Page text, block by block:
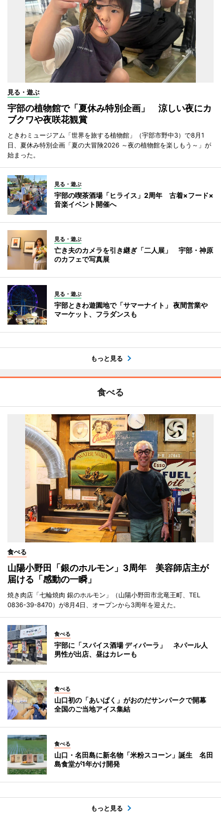
見る・遊ぶ
宇部の植物館で「夏休み特別企画」 涼しい夜にカ
ブクワや夜咲花観賞
ときわミュージアム「世界を旅する植物館」（宇部市野中3）で8月1
日、夏休み特別企画「夏の大冒険2026 ～夜の植物館を楽しもう～」が
始まった。
見る・遊ぶ
宇部の喫茶酒場「ヒライス」2周年 古着×フード×
音楽イベント開催へ
見る・遊ぶ
亡き夫のカメラを引き継ぎ「二人展」 宇部・神原
のカフェで写真展
見る・遊ぶ
宇部ときわ遊園地で「サマーナイト」 夜間営業や
マーケット、フラダンスも
もっと見る
食べる
食べる
山陽小野田「銀のホルモン」3周年 美容師店主が
届ける「感動の一瞬」
焼き肉店「七輪焼肉 銀のホルモン」（山陽小野田市北竜王町、TEL
0836-39-8470）が8月4日、オープンから3周年を迎えた。
食べる
宇部に「スパイス酒場 ディパーラ」 ネパール人
男性が出店、昼はカレーも
食べる
山口初の「あいぱく」がおのだサンパークで開幕
全国のご当地アイス集結
食べる
山口・名田島に新名物「米粉スコーン」誕生 名田
島食堂が1年かけ開発
もっと見る